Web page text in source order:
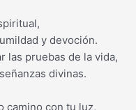
y devoción.
las pruebas de la vida,
divinas.
camino con tu luz,